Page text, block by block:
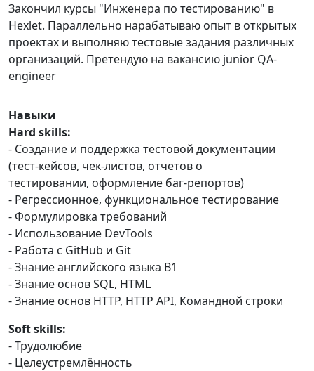
Закончил курсы "Инженера по тестированию" в
Hexlet. Параллельно нарабатываю опыт в открытых
проектах и выполняю тестовые задания различных
организаций. Претендую на вакансию junior QA-
engineer
Навыки
Hard skills:
- Создание и поддержка тестовой документации
(тест-кейсов, чек-листов, отчетов о
тестировании, оформление баг-репортов)
- Регрессионное, функциональное тестирование
- Формулировка требований
- Использование DevTools
- Работа с GitHub и Git
- Знание английского языка B1
- Знание основ SQL, HTML
- Знание основ HTTP, HTTP API, Командной строки
Soft skills:
- Трудолюбие
- Целеустремлённость